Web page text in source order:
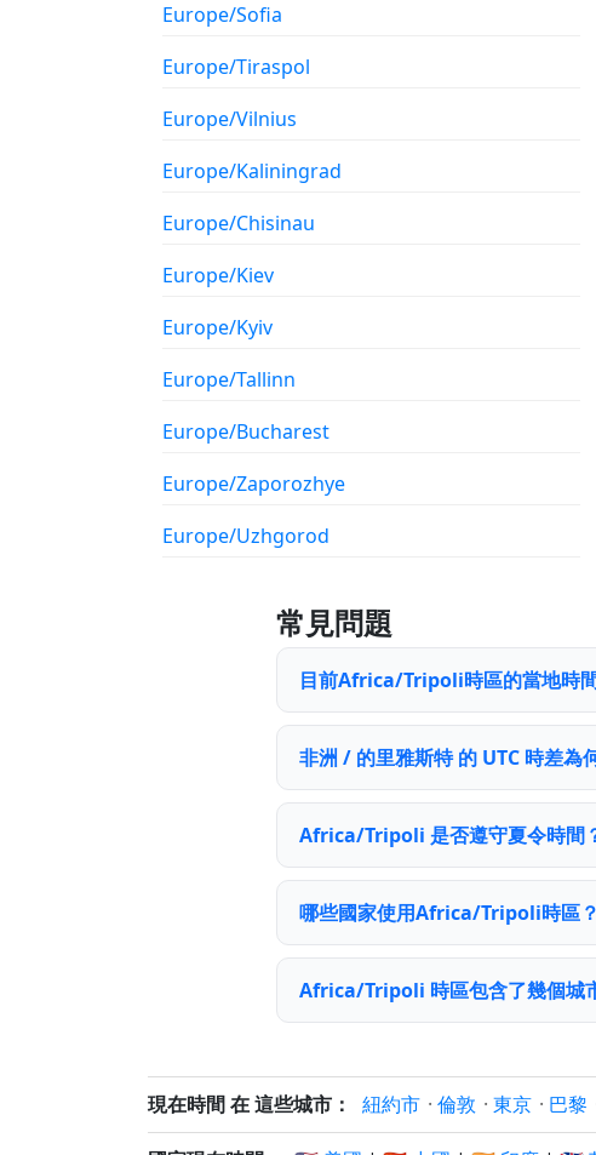
Europe/Sofia
Europe/Tiraspol
Europe/Vilnius
Europe/Kaliningrad
Europe/Chisinau
Europe/Kiev
Europe/Kyiv
Europe/Tallinn
Europe/Bucharest
Europe/Zaporozhye
Europe/Uzhgorod
常見問題
目前Africa/Tripoli時區的當地時
非洲 / 的里雅斯特 的 UTC 時差為
Africa/Tripoli 是否遵守夏令時間
哪些國家使用Africa/Tripoli時區？
Africa/Tripoli 時區包含了幾個城
現在時間 在 這些城市： 紐約市 · 倫敦 · 東京 · 巴黎